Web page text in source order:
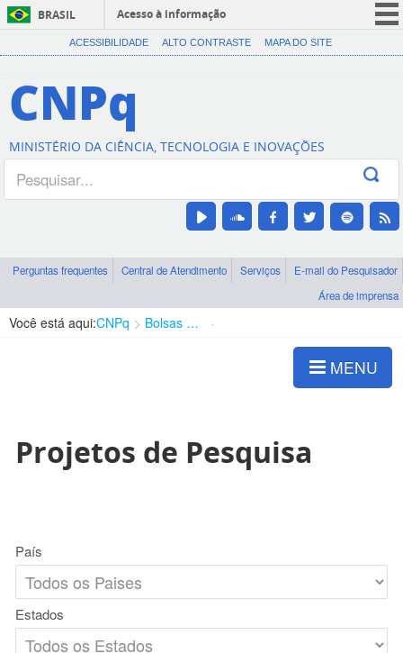
BRASIL
Acesso à informação
CORONAVÍRUS (COVID-19)
Canais
ACESSIBILIDADE ALTO CONTRASTE MAPA DO SITE
CNPq
MINISTÉRIO DA CIÊNCIA, TECNOLOGIA E INOVAÇÕES
Perguntas frequentes Central de Atendimento Serviços
E-mail do Pesquisador
Área de imprensa
Você está aqui:CNPq Bolsas e Auxílios Vigentes
MENU
Projetos de Pesquisa
País
Estados